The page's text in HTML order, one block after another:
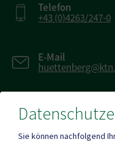
Telefon
+43 (0)4263/247-0
E-Mail
Fax
+43 (0)4263/784
Sie können nachfolgend